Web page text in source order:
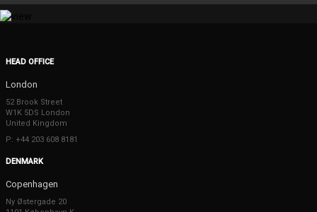
HEAD OFFICE
London
52 Brook Street
W1K 5DS London
United Kingdom
P: +44 203 608 8181
DENMARK
Copenhagen
Ny Østergade 20